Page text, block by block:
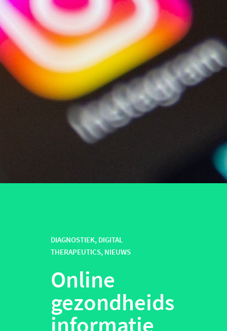
DIAGNOSTIEK, DIGITAL
THERAPEUTICS, NIEUWS
Online
gezondheids
informatie